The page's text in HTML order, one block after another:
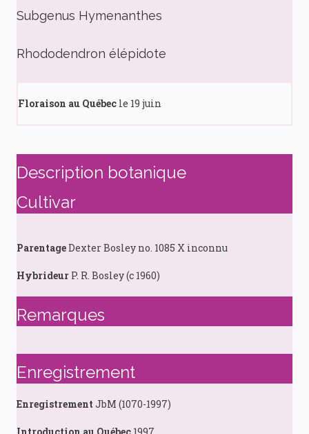
Subgenus Hymenanthes
Rhododendron élépidote
Floraison au Québec le 19 juin
Description botanique
Cultivar
ParentageDexter Bosley no. 1085 X inconnu
Hybrideur P. R. Bosley (c 1960)
Remarques
Enregistrement
Enregistrement JbM (1070-1997)
Introduction au Québec 1997